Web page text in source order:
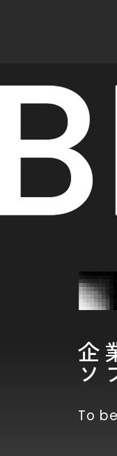
企
ソ
To